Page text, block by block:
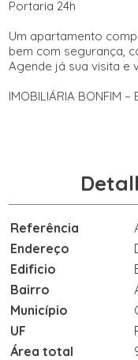
Portaria 24h
Um apartamento
bem com segurança,
Agende já sua visita e
IMOBILIÁRIA BONFIM –
Referência
Endereço
Edificio
Bairro
Município
UF
Área total